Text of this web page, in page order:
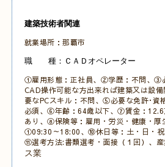
建築技術者関連
就業場所：那覇市
職 種：ＣＡＤオペレーター
①雇用形態：正社員、②学歴：不問、③
CAD操作可能な方出来れば建築又は設
要なPCスキル：不問、⑤必要な免許･資
必須、⑥年齢：64歳以下、⑦賃金：12.6
あり、⑧保険等：雇用・労災・健康・厚
①09:30～18:00、⑩休日等：土・日・
⑪選考方法:書類選考・面接（１回）、
ス業